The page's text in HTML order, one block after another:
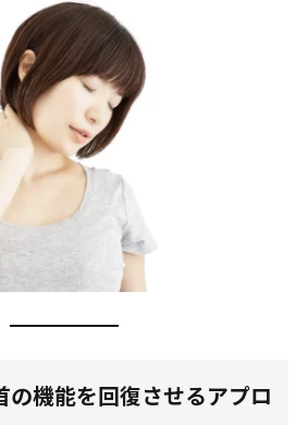
の機能を回復させるアプロ